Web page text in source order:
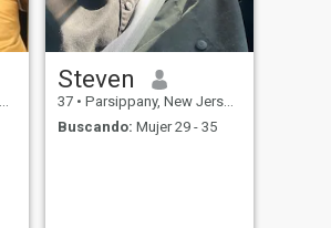
Steven
37 • Parsippany, New Jersey, Estados Unidos
Buscando: Mujer 29 - 35